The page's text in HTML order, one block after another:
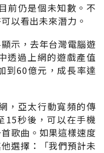
前仍是個未知數。不
以看出未來潛力。
示，去年台灣電腦遊
透過上網的遊戲產值
到60億元，成長率達
，亞太行動寬頻的傳
15秒後，可以在手機
歌曲。如果這樣速度
選擇：「我們預計未